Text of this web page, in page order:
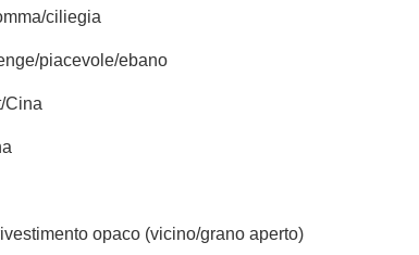
ciliegia
piacevole/ebano
Cina
opaco (vicino/grano aperto)